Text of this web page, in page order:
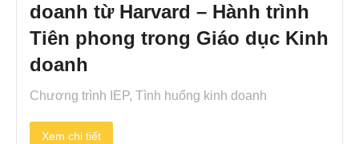
doanh từ Harvard – Hành trình
Tiên phong trong Giáo dục Kinh
doanh
Chương trình IEP, Tình huống kinh doanh
Xem chi tiết